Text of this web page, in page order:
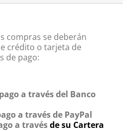
compras se deberán
crédito o tarjeta de
de pago:
a través del Banco
a través de PayPal
a travésde su Cartera